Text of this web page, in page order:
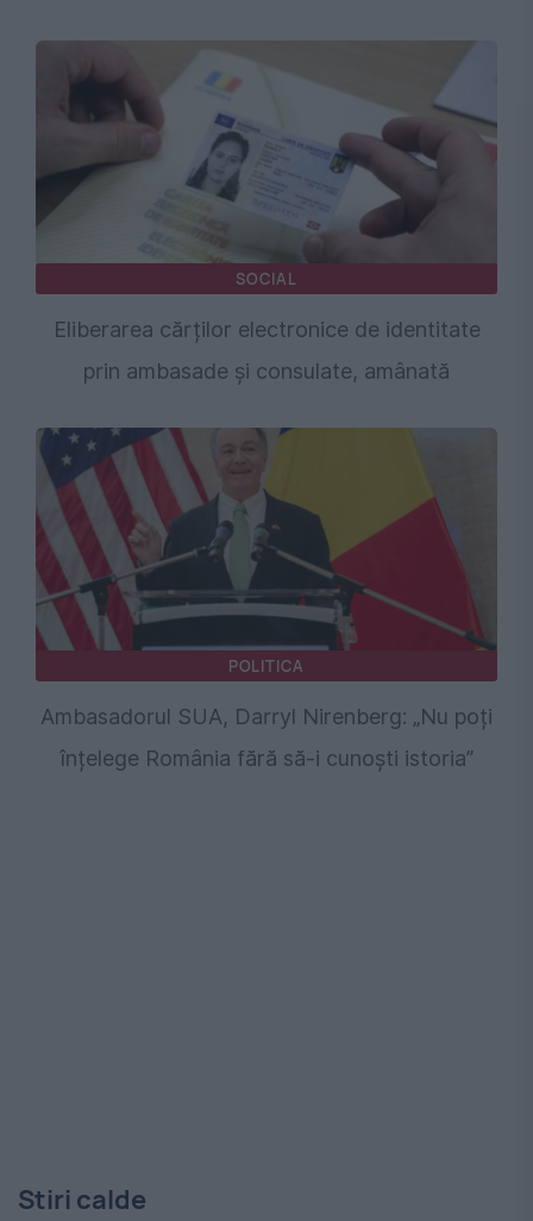
SOCIAL
Eliberarea cărților electronice de identitate
prin ambasade și consulate, amânată
POLITICA
Ambasadorul SUA, Darryl Nirenberg: „Nu poți
înțelege România fără să-i cunoști istoria”
Stiri calde